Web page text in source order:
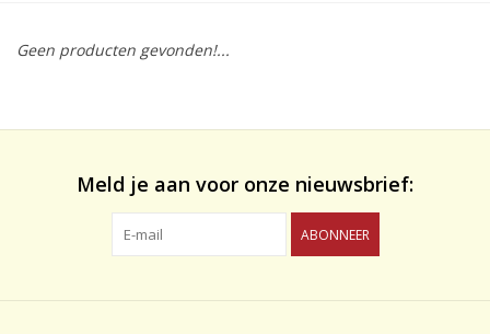
Gedistilleerd &
Geen producten gevonden!...
Meld je aan voor onze nieuwsbrief:
ABONNEER